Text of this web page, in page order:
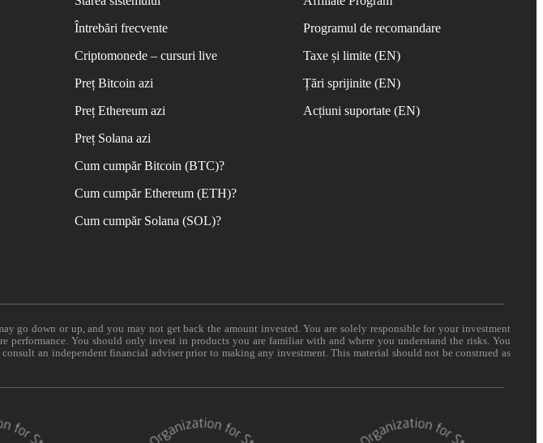
Întrebări frecvente
Criptomonede – cursuri live
Preț Bitcoin azi
Preț Ethereum azi
Preț Solana azi
Cum cumpăr Bitcoin (BTC)?
Cum cumpăr Ethereum (ETH)?
Cum cumpăr Solana (SOL)?
Programul de recomandare
Taxe și limite (EN)
Țări sprijinite (EN)
Acțiuni suportate (EN)
down or up, and you may not get back the amount invested. You are solely responsible for your investment
You should only invest in products you are familiar with and where you understand the risks. You
an independent financial adviser prior to making any investment. This material should not be construed as